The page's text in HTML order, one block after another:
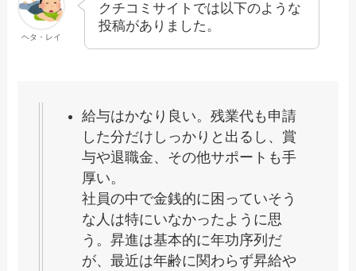
ヘタ・レイ
クチコミサイトでは以下のような
投稿がありました。
給与はかなり良い。残業代も申請
した分だけしっかりと出るし、賞
与や退職金、その他サポートも手
厚い。
社員の中で金銭的に困っていそう
な人は特にいなかったように思
う。昇進は基本的に年功序列だ
が、最近は年齢に関わらず昇給や